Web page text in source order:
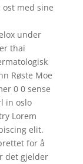
med sine
under
thai
Røste Moe
0 0 sense
in oslo
Lorem
elit.
for å
det gjelder